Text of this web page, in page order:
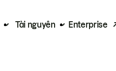
Tài nguyên Enterprise